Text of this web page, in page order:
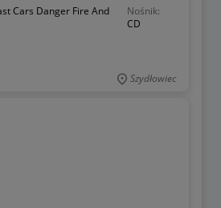
Cars Danger Fire And
Nośnik:
CD
Szydłowiec